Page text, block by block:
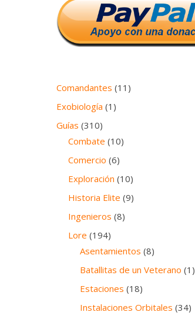
Comandantes (11)
Exobiología (1)
Guías (310)
Combate (10)
Comercio (6)
Exploración (10)
Historia Elite (9)
Ingenieros (8)
Lore (194)
Asentamientos (8)
Batallitas de un Veterano (1)
Estaciones (18)
Instalaciones Orbitales (34)